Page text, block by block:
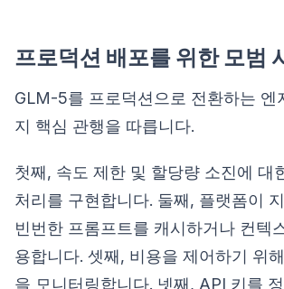
프로덕션 배포를 위한 모범
GLM-5를 프로덕션으로 전환하는 엔
지 핵심 관행을 따릅니다.
첫째, 속도 제한 및 할당량 소진에 대
처리를 구현합니다. 둘째, 플랫폼이
빈번한 프롬프트를 캐시하거나 컨텍
용합니다. 셋째, 비용을 제어하기 위
을 모니터링합니다. 넷째, API 키를